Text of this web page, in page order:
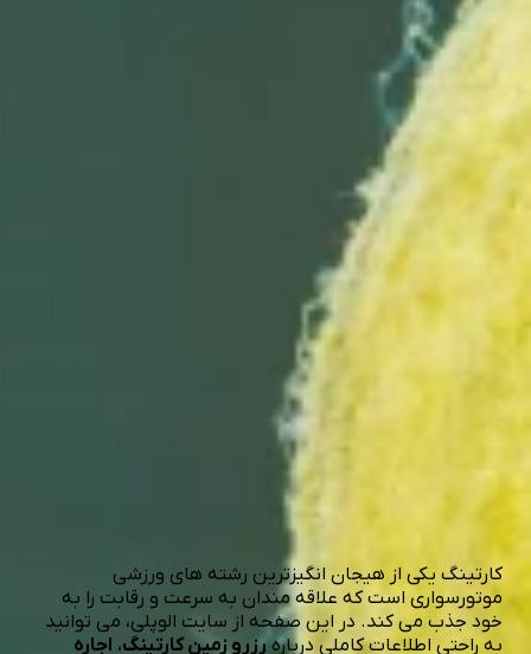
کارتینگ برای چه رده سنی مناسب است؟
با استفاده از سایت الوپلی می توانید به سادگی پیست مورد
نظر خود را انتخاب و رزرو کارتینگ را انجام دهید.
آیا کلاس های آموزش کارتینگ شامل مربی هستند؟
پکیج های آموزش کارتینگ چه مزایایی دارند؟
درباره کارتینگ در الوپلی
کارتینگ یکی از هیجان انگیزترین رشته های ورزشی
موتورسواری است که علاقه مندان به سرعت و رقابت را به
خود جذب می کند. در این صفحه از سایت الوپلی، می توانید
به راحتی اطلاعات کاملی دربارهرزرو زمین کارتینگ، اجاره